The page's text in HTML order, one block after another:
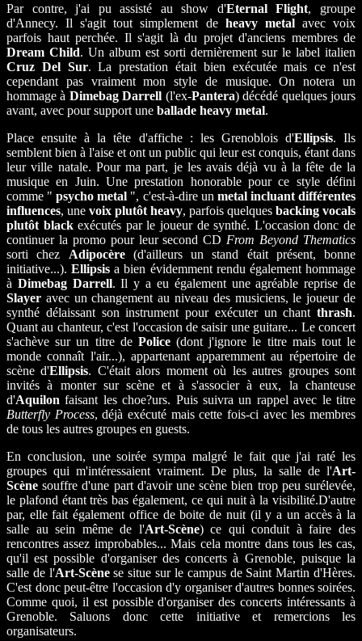
Par contre, j'ai pu assisté au show d'Eternal Flight, groupe
d'Annecy. Il s'agit tout simplement de heavy metalavec voix
parfois haut perchée. Il s'agit là du projet d'anciens membres de
Dream Child. Un album est sorti dernièrement sur le label italien
Cruz Del Sur. La prestation était bien exécutée mais ce n'est
cependant pas vraiment mon style de musique. On notera un
hommage à Dimebag Darrell (l'ex-Pantera) décédé quelques jours
avant, avec pour support une ballade heavy metal.
Place ensuite à la tête d'affiche : les Grenoblois d'Ellipsis. Ils
semblent bien à l'aise et ont un public qui leur est conquis, étant dans
leur ville natale. Pour ma part, je les avais déjà vu à la fête de la
musique en Juin. Une prestation honorable pour ce style défini
comme "psycho metal ", c'est-à-dire un metal incluant différentes
influences, une voix plutôt heavy, parfois quelques backing vocals
plutôt blackexécutés par le joueur de synthé. L'occasion donc de
continuer la promo pour leur second CD From Beyond Thematics
sorti chez Adipocère(d'ailleurs un stand était présent, bonne
initiative...).Ellipsis a bien évidemment rendu également hommage
à Dimebag Darrell. Il y a eu également une agréable reprise de
Slayer avec un changement au niveau des musiciens, le joueur de
synthé délaissant son instrument pour exécuter un chant thrash.
Quant au chanteur, c'est l'occasion de saisir une guitare... Le concert
s'achève sur un titre de Police(dont j'ignore le titre mais tout le
monde connaît l'air...), appartenant apparemment au répertoire de
scène d'Ellipsis. C'était alors moment où les autres groupes sont
invités à monter sur scène et à s'associer à eux, la chanteuse
d'Aquilon faisant les choe?urs. Puis suivra un rappel avec le titre
Butterfly Process, déjà exécuté mais cette fois-ci avec les membres
de tous les autres groupes en guests.
En conclusion, une soirée sympa malgré le fait que j'ai raté les
groupes qui m'intéressaient vraiment. De plus, la salle de l'Art-
Scène souffre d'une part d'avoir une scène bien trop peu surélevée,
le plafond étant très bas également, ce qui nuit à la visibilité.D'autre
par, elle fait également office de boite de nuit (il y a un accès à la
salle au sein même de l'Art-Scène) ce qui conduit à faire des
rencontres assez improbables... Mais cela montre dans tous les cas,
qu'il est possible d'organiser des concerts à Grenoble, puisque la
salle de l'Art-Scènese situe sur le campus de Saint Martin d'Hères.
C'est donc peut-être l'occasion d'y organiser d'autres bonnes soirées.
Comme quoi, il est possible d'organiser des concerts intéressants à
Grenoble. Saluons donc cette initiative et remercions les
organisateurs.